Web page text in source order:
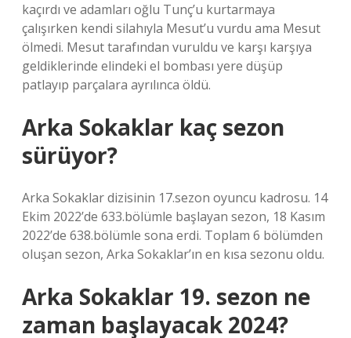
kaçırdı ve adamları oğlu Tunç’u kurtarmaya
çalışırken kendi silahıyla Mesut’u vurdu ama Mesut
ölmedi. Mesut tarafından vuruldu ve karşı karşıya
geldiklerinde elindeki el bombası yere düşüp
patlayıp parçalara ayrılınca öldü.
Arka Sokaklar kaç sezon
sürüyor?
Arka Sokaklar dizisinin 17.sezon oyuncu kadrosu. 14
Ekim 2022’de 633.bölümle başlayan sezon, 18 Kasım
2022’de 638.bölümle sona erdi. Toplam 6 bölümden
oluşan sezon, Arka Sokaklar’ın en kısa sezonu oldu.
Arka Sokaklar 19. sezon ne
zaman başlayacak 2024?